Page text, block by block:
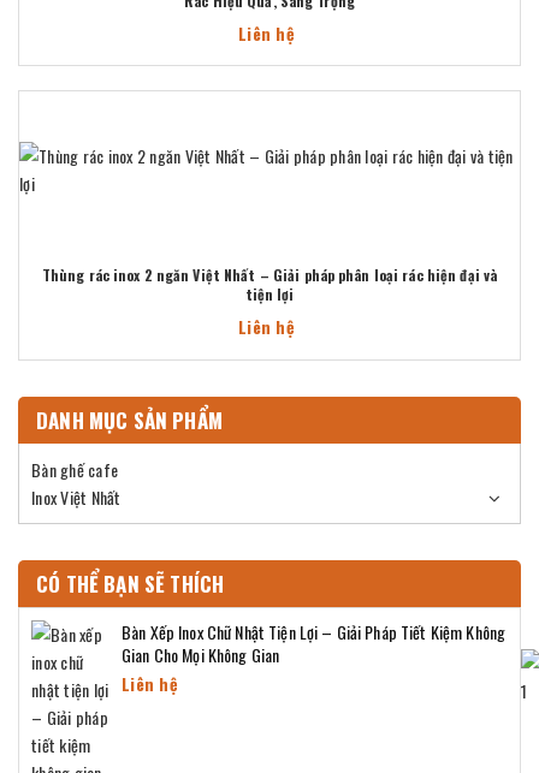
Liên hệ
Thùng rác inox 2 ngăn Việt Nhất – Giải pháp phân loại rác hiện đại và
tiện lợi
Liên hệ
DANH MỤC SẢN PHẨM
Bàn ghế cafe
Inox Việt Nhất
CÓ THỂ BẠN SẼ THÍCH
Bàn Xếp Inox Chữ Nhật Tiện Lợi – Giải Pháp Tiết Kiệm Không
Gian Cho Mọi Không Gian
Liên hệ